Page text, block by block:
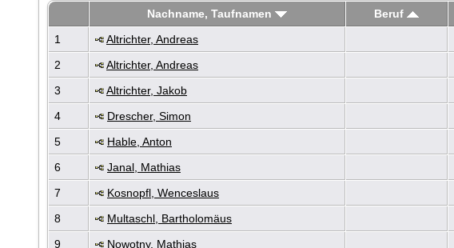
Nachname, Taufnamen Beruf
1
Altrichter, Andreas
2
Altrichter, Andreas
3
Altrichter, Jakob
4
Drescher, Simon
5
Hable, Anton
6
Janal, Mathias
7
Kosnopfl, Wenceslaus
8
Multaschl, Bartholomäus
9
Nowotny, Mathias